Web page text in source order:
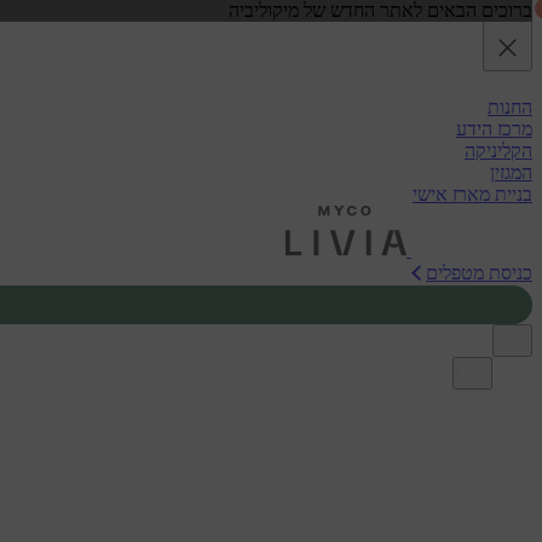
ברוכים הבאים לאתר החדש של מיקוליביה
Open menu
החנות
מרכז הידע
הקליניקה
המגזין
בניית מארז אישי
כניסת מטפלים